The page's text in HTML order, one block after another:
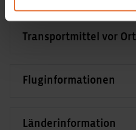
Transportmittel vor Ort
Fluginformationen
Länderinformation